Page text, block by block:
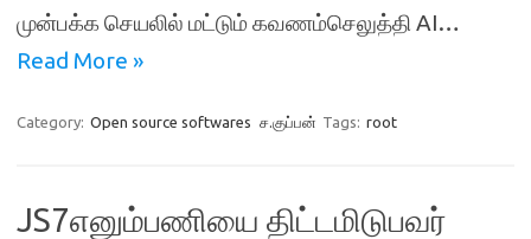
முன்பக்க செயலில் மட்டும் கவணம்செலுத்தி AI…
Read More »
Category: Open source softwares ச.குப்பன் Tags: root
JS7எனும்பணியை திட்டமிடுபவர்